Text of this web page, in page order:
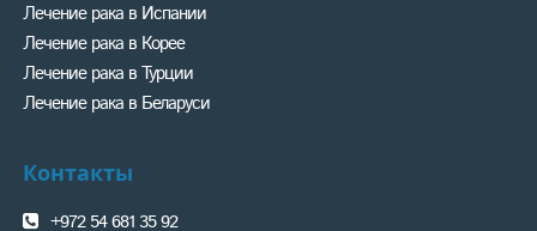
Лечение рака в Испании
Лечение рака в Корее
Лечение рака в Турции
Лечение рака в Беларуси
Контакты
+972 54 681 35 92